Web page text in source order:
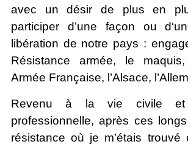
avec un désir de plus en
participer d’une façon ou
libération de notre pays :
Résistance armée, le
Armée Française, l’Alsace,
Revenu à la vie civile
professionnelle, après ces
résistance où je m’étais trouvé